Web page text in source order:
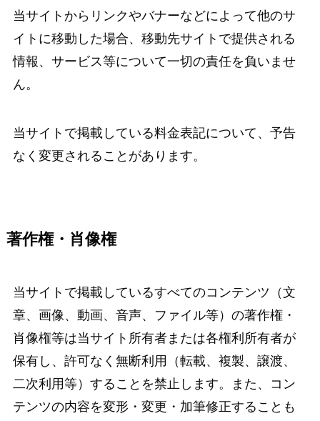
当サイトからリンクやバナーなどによって他のサ
イトに移動した場合、移動先サイトで提供される
情報、サービス等について一切の責任を負いませ
ん。
当サイトで掲載している料金表記について、予告
なく変更されることがあります。
著作権・肖像権
当サイトで掲載しているすべてのコンテンツ（文
章、画像、動画、音声、ファイル等）の著作権・
肖像権等は当サイト所有者または各権利所有者が
保有し、許可なく無断利用（転載、複製、譲渡、
二次利用等）することを禁止します。また、コン
テンツの内容を変形・変更・加筆修正することも